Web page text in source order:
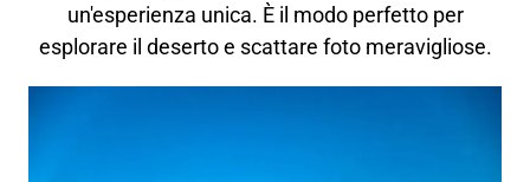
un'esperienza unica. È il modo perfetto per
esplorare il deserto e scattare foto meravigliose.